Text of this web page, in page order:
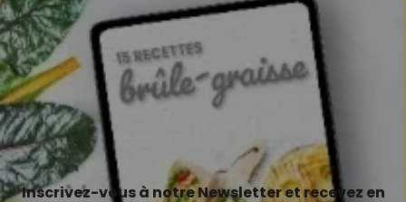
Inscrivez-vous à notre Newsletter et recevez en